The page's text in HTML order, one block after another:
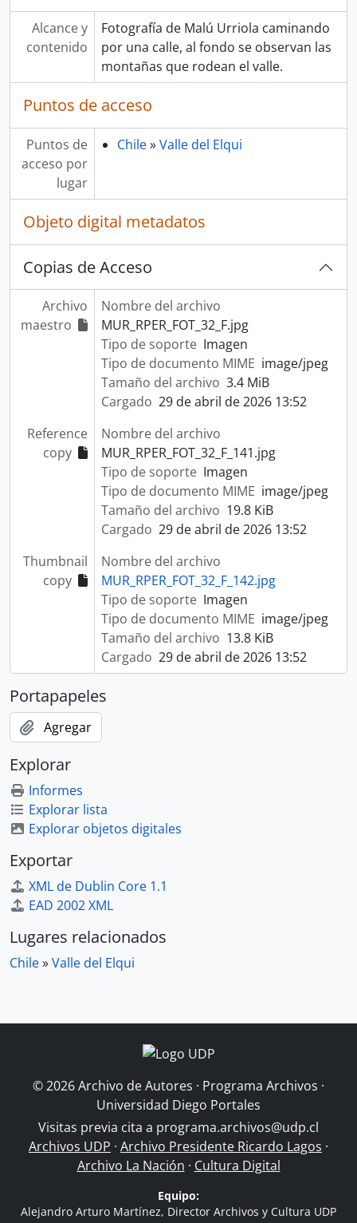
Alcance y
contenido
Fotografía de Malú Urriola caminando
por una calle, al fondo se observan las
montañas que rodean el valle.
Puntos de acceso
Puntos de
acceso por
lugar
Chile»Valle del Elqui
Objeto digital metadatos
Copias de Acceso
Archivo
maestro
Nombre del archivo
MUR_RPER_FOT_32_F.jpg
Tipo de soporte Imagen
Tipo de documento MIME image/jpeg
Tamaño del archivo 3.4 MiB
Cargado 29 de abril de 2026 13:52
Reference
copy
Nombre del archivo
MUR_RPER_FOT_32_F_141.jpg
Tipo de soporte Imagen
Tipo de documento MIME image/jpeg
Tamaño del archivo 19.8 KiB
Cargado 29 de abril de 2026 13:52
Thumbnail
copy
Nombre del archivo
MUR_RPER_FOT_32_F_142.jpg
Tipo de soporte Imagen
Tipo de documento MIME image/jpeg
Tamaño del archivo 13.8 KiB
Cargado 29 de abril de 2026 13:52
Portapapeles
Agregar
Explorar
Informes
Explorar lista
Explorar objetos digitales
Exportar
XML de Dublin Core 1.1
EAD 2002 XML
Lugares relacionados
Chile»Valle del Elqui
© 2026 Archivo de Autores · Programa Archivos ·
Universidad Diego Portales
Visitas previa cita a programa.archivos@udp.cl
Archivos UDP · Archivo Presidente Ricardo Lagos ·
Archivo La Nación · Cultura Digital
Equipo:
Alejandro Arturo Martínez, Director Archivos y Cultura UDP